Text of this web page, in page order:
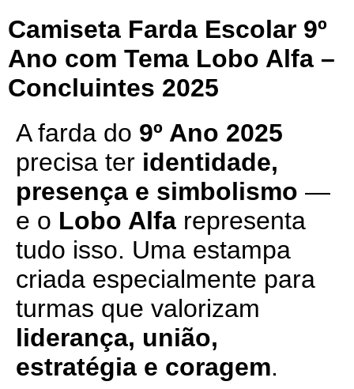
Camiseta Farda Escolar 9º
Ano com Tema Lobo Alfa –
Concluintes 2025
A farda do 9º Ano 2025
precisa ter identidade,
presença e simbolismo —
e o Lobo Alfa representa
tudo isso. Uma estampa
criada especialmente para
turmas que valorizam
liderança, união,
estratégia e coragem.